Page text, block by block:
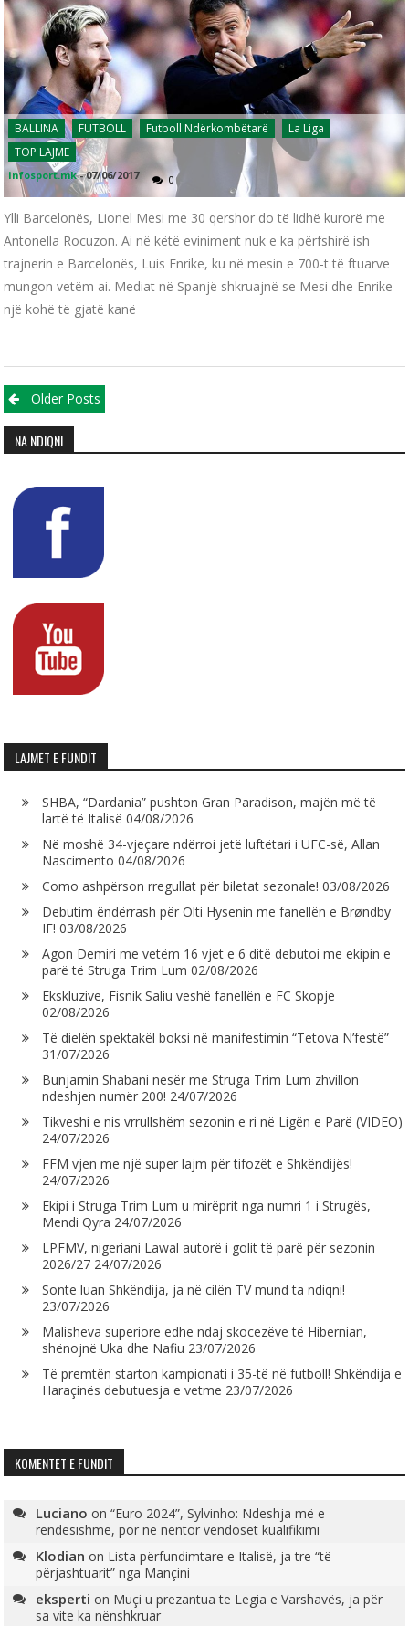
BALLINA FUTBOLL Futboll Ndërkombëtarë
La Liga
TOP LAJME
infosport.mk -07/06/2017 0
Ylli Barcelonës, Lionel Mesi me 30 qershor do të lidhë kurorë me
Antonella Rocuzon. Ai në këtë eviniment nuk e ka përfshirë ish
trajnerin e Barcelonës, Luis Enrike, ku në mesin e 700-t të ftuarve
mungon vetëm ai. Mediat në Spanjë shkruajnë se Mesi dhe Enrike
një kohë të gjatë kanë
Posts navigation
Older Posts
NA NDIQNI
LAJMET E FUNDIT
SHBA, “Dardania” pushton Gran Paradison, majën më të
lartë të Italisë 04/08/2026
Në moshë 34-vjeçare ndërroi jetë luftëtari i UFC-së, Allan
Nascimento 04/08/2026
Como ashpërson rregullat për biletat sezonale! 03/08/2026
Debutim ëndërrash për Olti Hysenin me fanellën e Brøndby
IF! 03/08/2026
Agon Demiri me vetëm 16 vjet e 6 ditë debutoi me ekipin e
parë të Struga Trim Lum 02/08/2026
Ekskluzive, Fisnik Saliu veshë fanellën e FC Skopje
02/08/2026
Të dielën spektakël boksi në manifestimin “Tetova N’festë”
31/07/2026
Bunjamin Shabani nesër me Struga Trim Lum zhvillon
ndeshjen numër 200! 24/07/2026
Tikveshi e nis vrrullshëm sezonin e ri në Ligën e Parë (VIDEO)
24/07/2026
FFM vjen me një super lajm për tifozët e Shkëndijës!
24/07/2026
Ekipi i Struga Trim Lum u mirëprit nga numri 1 i Strugës,
Mendi Qyra 24/07/2026
LPFMV, nigeriani Lawal autorë i golit të parë për sezonin
2026/27 24/07/2026
Sonte luan Shkëndija, ja në cilën TV mund ta ndiqni!
23/07/2026
Malisheva superiore edhe ndaj skocezëve të Hibernian,
shënojnë Uka dhe Nafiu 23/07/2026
Të premtën starton kampionati i 35-të në futboll! Shkëndija e
Haraçinës debutuesja e vetme 23/07/2026
KOMENTET E FUNDIT
Luciano on“Euro 2024”, Sylvinho: Ndeshja më e
rëndësishme, por në nëntor vendoset kualifikimi
Klodian on Lista përfundimtare e Italisë, ja tre “të
përjashtuarit” nga Mançini
eksperti on Muçi u prezantua te Legia e Varshavës, ja për
sa vite ka nënshkruar